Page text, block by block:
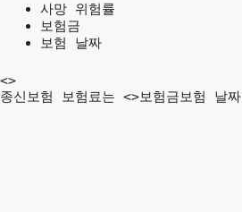
사망 위험률
보험금
보험 날짜
<>
종신보험 보험료는 <>보험금보험 날짜